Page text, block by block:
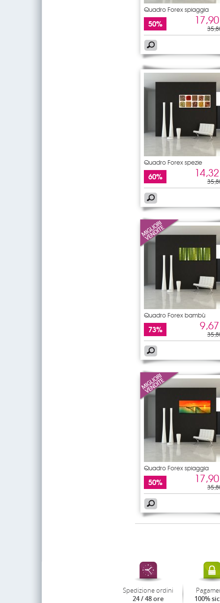
Quadro Forex spiaggia
50%
Quadro Forex spezie
60%
Quadro Forex bambù
73%
Quadro Forex spiaggia
50%
Spedizione ordini
24 / 48 ore 100%